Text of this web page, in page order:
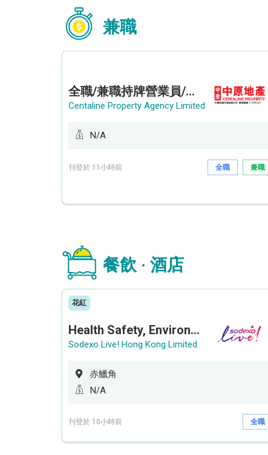
兼職
全職/兼職持牌營業員/持牌地產代理 (長沙灣/將軍澳/油塘)
Centaline Property Agency Limited
N/A
刊登於 11小時前 全職 兼職
餐飲 · 酒店
花紅
Health Safety, Environment & Quality Assurance Officer (Maternity cover – 5 months contract)
Sodexo Live! Hong Kong Limited
赤鱲角
N/A
刊登於 10小時前 全職